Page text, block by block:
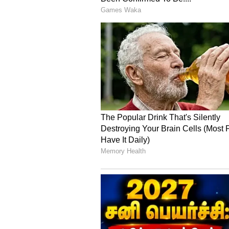
Courtallam
5 நாட்களாக தொடரும் தடை
அந்த சம்பவத்தின்
அனைத்து அருவிகளும்
குளிக்க தடை
அறிவிப்பு வெளியிடப்பட்டது.
5-வது நாளாக இன்றும்
குற்றாலம் மெயின் அருவி,
அருவி உள்ளிட்ட அனைத்து